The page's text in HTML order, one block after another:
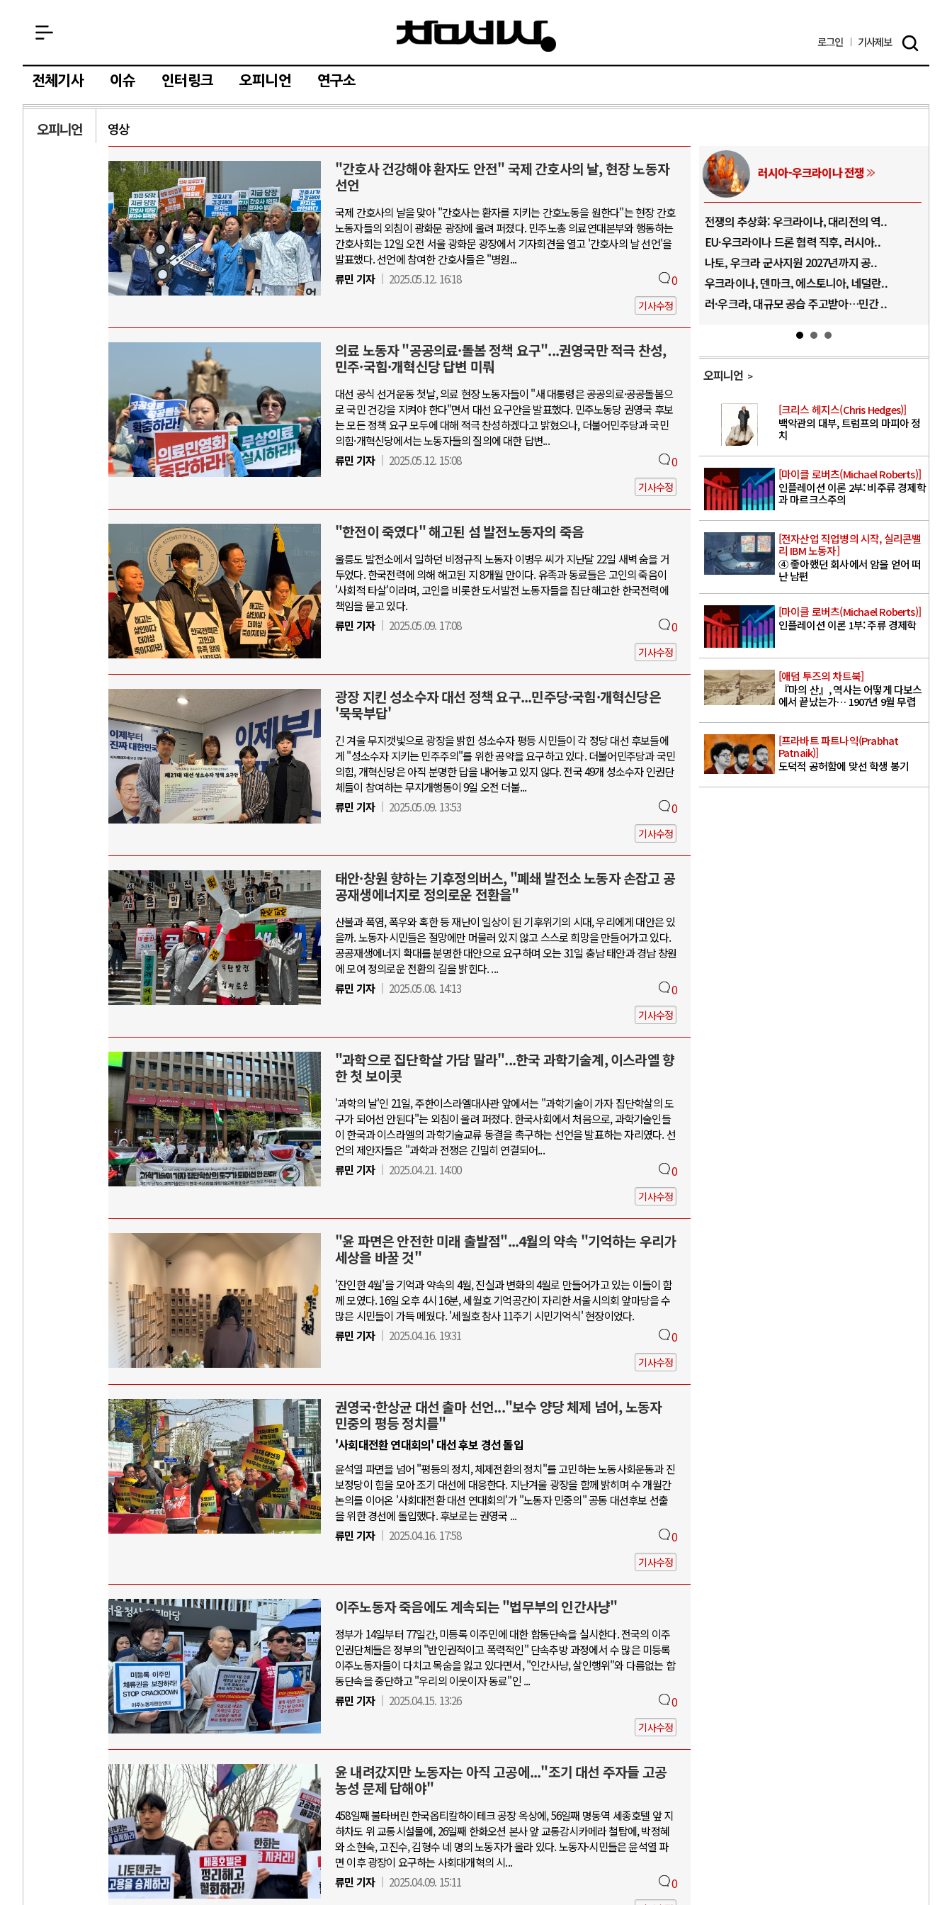
로그인 기사제보
전체기사 이슈 인터링크 오피니언 연구소
오피니언 영상
"간호사 건강해야 환자도 안전" 국제 간호사의 날, 현장 노동자
선언
국제 간호사의 날을 맞아 "간호사는 환자를 지키는 간호노동을 원한다"는 현장 간호
노동자들의 외침이 광화문 광장에 울려 퍼졌다. 민주노총 의료연대본부와 행동하는
간호사회는 12일 오전 서울 광화문 광장에서 기자회견을 열고 '간호사의 날 선언'을
발표했다. 선언에 참여한 간호사들은 "병원...
류민 기자
2025.05.12. 16:18 0
기사수정
의료 노동자 "공공의료·돌봄 정책 요구"...권영국만 적극 찬성,
민주·국힘·개혁신당 답변 미뤄
대선 공식 선거운동 첫날, 의료 현장 노동자들이 "새 대통령은 공공의료·공공돌봄으
로 국민 건강을 지켜야 한다"면서 대선 요구안을 발표했다. 민주노동당 권영국 후보
는 모든 정책 요구 모두에 대해 적극 찬성하겠다고 밝혔으나, 더불어민주당과 국민
의힘·개혁신당에서는 노동자들의 질의에 대한 답변...
류민 기자
2025.05.12. 15:08 0
기사수정
"한전이 죽였다" 해고된 섬 발전노동자의 죽음
울릉도 발전소에서 일하던 비정규직 노동자 이병우 씨가 지난달 22일 새벽 숨을 거
두었다. 한국전력에 의해 해고된 지 8개월 만이다. 유족과 동료들은 고인의 죽음이
'사회적 타살'이라며, 고인을 비롯한 도서발전 노동자들을 집단 해고한 한국전력에
책임을 묻고 있다.
류민 기자
2025.05.09. 17:08 0
기사수정
광장 지킨 성소수자 대선 정책 요구...민주당·국힘·개혁신당은
'묵묵부답'
긴 겨울 무지갯빛으로 광장을 밝힌 성소수자 평등 시민들이 각 정당 대선 후보들에
게 "성소수자 지키는 민주주의"를 위한 공약을 요구하고 있다. 더불어민주당과 국민
의힘, 개혁신당은 아직 분명한 답을 내어놓고 있지 않다. 전국 49개 성소수자 인권단
체들이 참여하는 무지개행동이 9일 오전 더불...
류민 기자
2025.05.09. 13:53 0
기사수정
태안·창원 향하는 기후정의버스, "폐쇄 발전소 노동자 손잡고 공
공재생에너지로 정의로운 전환을"
산불과 폭염, 폭우와 혹한 등 재난이 일상이 된 기후위기의 시대, 우리에게 대안은 있
을까. 노동자·시민들은 절망에만 머물러 있지 않고 스스로 희망을 만들어가고 있다.
공공재생에너지 확대를 분명한 대안으로 요구하며 오는 31일 충남 태안과 경남 창원
에 모여 정의로운 전환의 길을 밝힌다. ...
류민 기자
2025.05.08. 14:13 0
기사수정
"과학으로 집단학살 가담 말라"...한국 과학기술계, 이스라엘 향
한 첫 보이콧
'과학의 날'인 21일, 주한이스라엘대사관 앞에서는 "과학기술이 가자 집단학살의 도
구가 되어선 안된다"는 외침이 울려 퍼졌다. 한국사회에서 처음으로, 과학기술인들
이 한국과 이스라엘의 과학기술교류 동결을 촉구하는 선언을 발표하는 자리였다. 선
언의 제안자들은 "과학과 전쟁은 긴밀히 연결되어...
류민 기자
2025.04.21. 14:00 0
기사수정
"윤 파면은 안전한 미래 출발점"...4월의 약속 "기억하는 우리가
세상을 바꿀 것"
'잔인한 4월'을 기억과 약속의 4월, 진실과 변화의 4월로 만들어가고 있는 이들이 함
께 모였다. 16일 오후 4시 16분, 세월호 기억공간이 자리한 서울시의회 앞마당을 수
많은 시민들이 가득 메웠다. '세월호 참사 11주기 시민기억식' 현장이었다.
류민 기자
2025.04.16. 19:31 0
기사수정
권영국·한상균 대선 출마 선언..."보수 양당 체제 넘어, 노동자
민중의 평등 정치를"
'사회대전환 연대회의' 대선 후보 경선 돌입
윤석열 파면을 넘어 "평등의 정치, 체제전환의 정치"를 고민하는 노동사회운동과 진
보정당이 힘을 모아 조기 대선에 대응한다. 지난겨울 광장을 함께 밝히며 수 개월간
논의를 이어온 '사회대전환 대선 연대회의'가 "노동자 민중의" 공동 대선후보 선출
을 위한 경선에 돌입했다. 후보로는 권영국 ...
류민 기자
2025.04.16. 17:58 0
기사수정
이주노동자 죽음에도 계속되는 "법무부의 인간사냥"
정부가 14일부터 77일간, 미등록 이주민에 대한 합동단속을 실시한다. 전국의 이주
인권단체들은 정부의 "반인권적이고 폭력적인" 단속추방 과정에서 수 많은 미등록
이주노동자들이 다치고 목숨을 잃고 있다면서, "인간사냥, 살인행위"와 다름없는 합
동단속을 중단하고 "우리의 이웃이자 동료"인 ...
류민 기자
2025.04.15. 13:26 0
기사수정
윤 내려갔지만 노동자는 아직 고공에..."조기 대선 주자들 고공
농성 문제 답해야"
458일째 불타버린 한국옵티칼하이테크 공장 옥상에, 56일째 명동역 세종호텔 앞 지
하차도 위 교통시설물에, 26일째 한화오션 본사 앞 교통감시카메라 철탑에, 박정혜
와 소현숙, 고진수, 김형수 네 명의 노동자가 올라 있다. 노동자·시민들은 윤석열 파
면 이후 광장이 요구하는 사회대개혁의 시...
류민 기자
2025.04.09. 15:11 0
AI와 인간
중국 AI, 저가 공세로 글로벌 토큰 시..
AI 국부펀드 구상 놓고 미국 진보진영 ..
AI 데이터센터 반대 투쟁은 새로운 글로..
AI는 어떻게 미국 민주주의를 잠식하고 ..
러시아-우크라이나 전쟁
전쟁의 추상화: 우크라이나, 대리전의 역..
EU·우크라이나 드론 협력 직후, 러시아..
나토, 우크라 군사지원 2027년까지 공..
우크라이나, 덴마크, 에스토니아, 네덜란..
러·우크라, 대규모 공습 주고받아…민간 ..
오피니언
[크리스 헤지스(Chris Hedges)]
백악관의 대부, 트럼프의 마피아 정
치
[마이클 로버츠(Michael Roberts)]
인플레이션 이론 2부: 비주류 경제학
과 마르크스주의
[전자산업 직업병의 시작, 실리콘밸
리 IBM 노동자]
④ 좋아했던 회사에서 암을 얻어 떠
난 남편
[마이클 로버츠(Michael Roberts)]
인플레이션 이론 1부: 주류 경제학
[애덤 투즈의 차트북]
『마의 산』, 역사는 어떻게 다보스
에서 끝났는가… 1907년 9월 무렵
[프라바트 파트나익(Prabhat
Patnaik)]
도덕적 공허함에 맞선 학생 봉기